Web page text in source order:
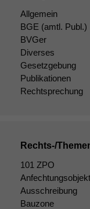
Allgemein
BGE (amtl. Publ.)
BVGer
Diverses
Gesetzgebung
Publikationen
Rechtsprechung
Rechts-/
101 ZPO
Ausschreibung
Bauzone